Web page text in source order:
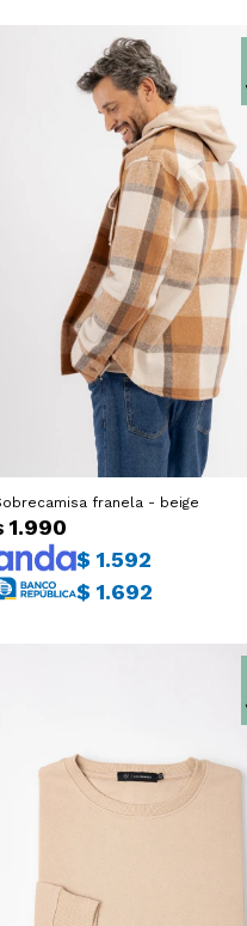
franela - beige
1.990
$ 1.592
$ 1.692